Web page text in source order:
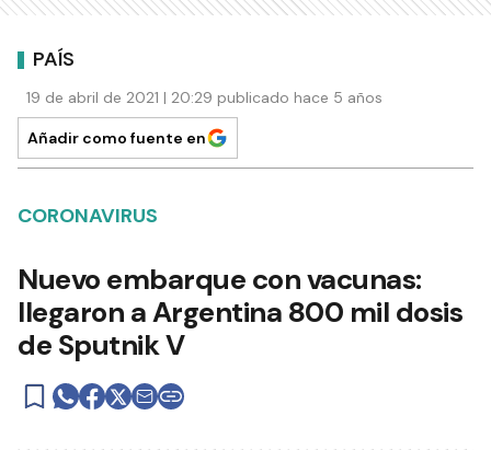
PAÍS
19 de abril de 2021 | 20:29 publicado hace 5 años
Añadir como fuente en
CORONAVIRUS
Nuevo embarque con vacunas:
llegaron a Argentina 800 mil dosis
de Sputnik V